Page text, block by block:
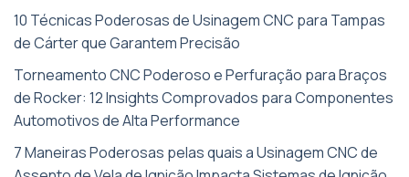
10 Técnicas Poderosas de Usinagem CNC para Tampas
de Cárter que Garantem Precisão
Torneamento CNC Poderoso e Perfuração para Braços
de Rocker: 12 Insights Comprovados para Componentes
Automotivos de Alta Performance
7 Maneiras Poderosas pelas quais a Usinagem CNC de